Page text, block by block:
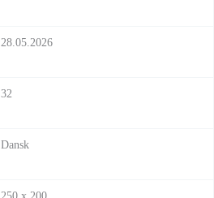
28.05.2026
32
Dansk